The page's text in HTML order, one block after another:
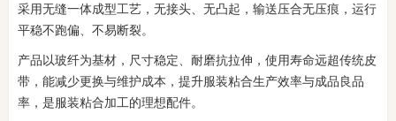
采用无缝一体成型工艺，无接头、无凸起，输送压合无压痕，运行
平稳不跑偏、不易断裂。
产品以玻纤为基材，尺寸稳定、耐磨抗拉伸，使用寿命远超传统皮
带，能减少更换与维护成本，提升服装粘合生产效率与成品良品
率，是服装粘合加工的理想配件。